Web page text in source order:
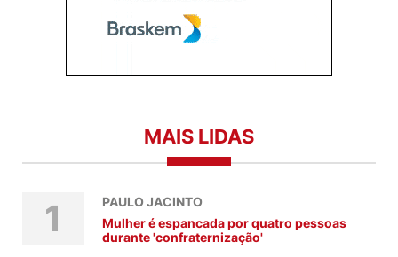
MAIS LIDAS
1
PAULO JACINTO
Mulher é espancada por quatro pessoas
durante 'confraternização'